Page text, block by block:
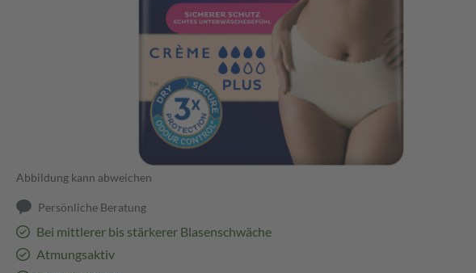
Abbildung kann abweichen
Persönliche Beratung
Bei mittlerer bis stärkerer Blasenschwäche
Atmungsaktiv